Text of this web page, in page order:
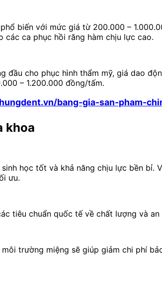
biến với mức giá từ 200.000 –
các ca phục hồi răng hàm chịu lực cao.
đầu cho phục hình thẩm mỹ, giá dao
– 1.200.000 đồng/tấm.
bang-gia-san-pham-
khoa
học tốt và khả năng chịu lực bền bỉ.
ưu.
tiêu chuẩn quốc tế về chất lượng và an
trường miệng sẽ giúp giảm chi phí